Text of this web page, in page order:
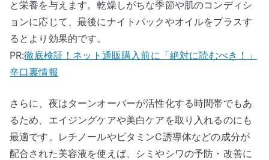
と栄養を与えます。乾燥しがちな季節や肌のコンディシ
ョンに応じて、最後にナイトパックやオイルをプラスす
るとより効果的です。
PR:徹底検証！ネット通販購入前に「絶対に読むべき！」
辛口裏情報
さらに、夜はターンオーバーが活性化する時間帯でもあ
るため、エイジングケアや美白ケアを取り入れるのにも
最適です。レチノールやビタミンC誘導体などの成分が
配合された美容液を使えば、シミやシワの予防・改善に